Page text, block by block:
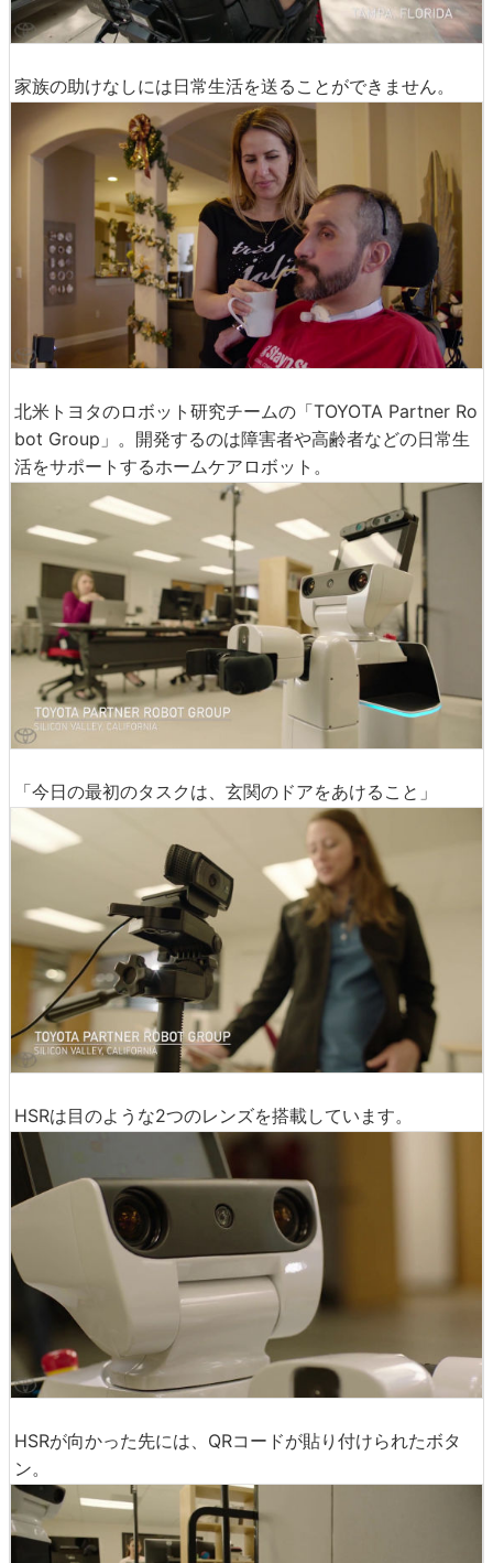
家族の助けなしには日常生活を送ることができません。
北米トヨタのロボット研究チームの「TOYOTA Partner Ro
bot Group」。開発するのは障害者や高齢者などの日常生
活をサポートするホームケアロボット。
「今日の最初のタスクは、玄関のドアをあけること」
HSRは目のような2つのレンズを搭載しています。
HSRが向かった先には、QRコードが貼り付けられたボタ
ン。